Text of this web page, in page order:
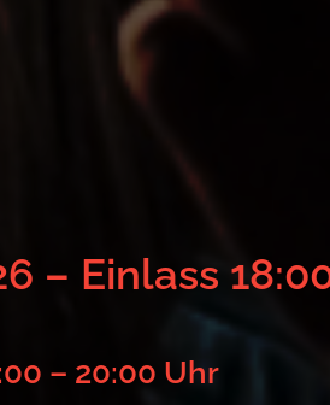
– Einlass
– 20:00 Uhr